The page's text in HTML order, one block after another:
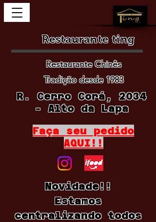
Restaurante ting
Restaurante Chinês
Tradição desde 1983
R. Cerro Corá, 2034
- Alto da Lapa
Faça seu pedido
AQUI!!
Novidade!!
Estamos
centralizando todos